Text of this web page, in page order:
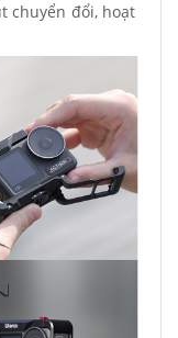
chuyển đổi, hoạt